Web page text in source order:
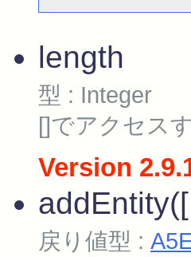
length
型 : Integer
[]でアクセス
Version
戻り値型 :